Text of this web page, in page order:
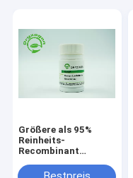
Größere als 95%
Reinheits-
Recombinant
Lyophiized des